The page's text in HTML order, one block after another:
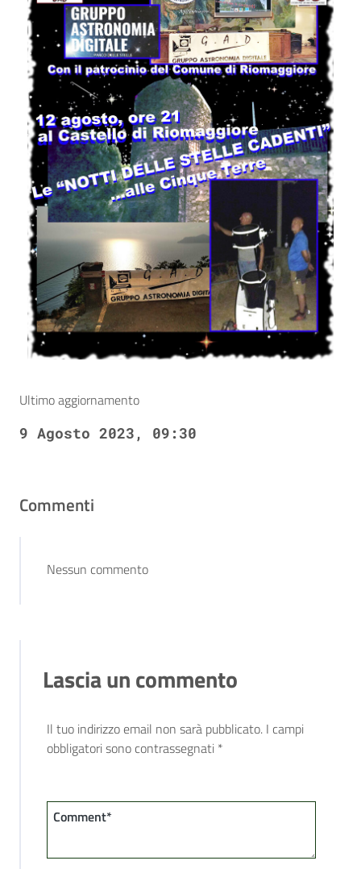
Ultimo aggiornamento
9 Agosto 2023, 09:30
Commenti
Nessun commento
Lascia un commento
Il tuo indirizzo email non sarà pubblicato. I campi
obbligatori sono contrassegnati *
Comment*